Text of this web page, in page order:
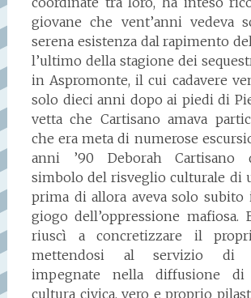
giovane che vent’anni vedeva
serena esistenza dal rapimento
l’ultimo della stagione dei
in Aspromonte, il cui cadavere
solo dieci anni dopo ai piedi di
vetta che Cartisano amava
che era meta di numerose
anni ’90 Deborah Cartisano
simbolo del risveglio culturale di
prima di allora aveva solo
giogo dell’oppressione mafiosa.
riuscì a concretizzare il
mettendosi al servizio di
impegnate nella diffusione
cultura civica, vero e proprio